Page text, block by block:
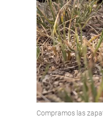
Compramos las